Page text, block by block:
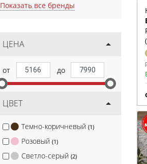
Показать все бренды
ЦЕНА
ЦВЕТ
Темно-коричневый (1)
Розовый (1)
Светло-серый (2)